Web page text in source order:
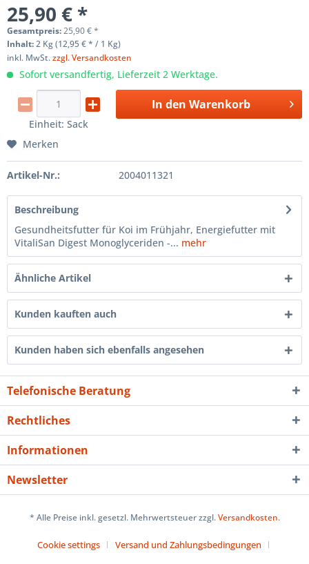
25,90 € *
Gesamtpreis:25,90€*
Inhalt:2 Kg (12,95 € * / 1 Kg)
inkl. MwSt.zzgl. Versandkosten
Sofort versandfertig, Lieferzeit 2 Werktage.
Einheit: Sack
In den Warenkorb
Merken
Artikel-Nr.: 2004011321
Beschreibung
Gesundheitsfutter für Koi im Frühjahr, Energiefutter mit
VitaliSan Digest Monoglyceriden -... mehr
Ähnliche Artikel
Kunden kauften auch
Kunden haben sich ebenfalls angesehen
Telefonische Beratung
Rechtliches
Informationen
Newsletter
* Alle Preise inkl. gesetzl. Mehrwertsteuer zzgl.Versandkosten.
Cookie settings
Versand und Zahlungsbedingungen